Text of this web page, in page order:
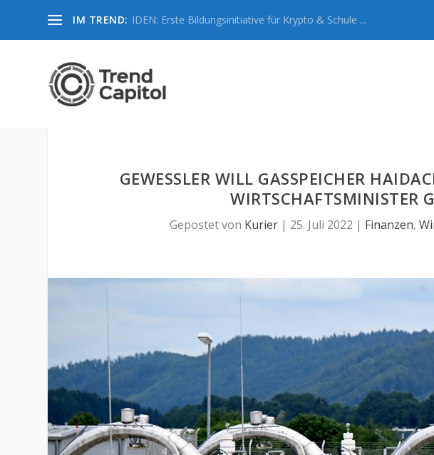
IM TREND: IDEN: Erste Bildungsinitiative für Krypto & Schule ...
GEWESSLER WILL GASSPEICHER
WIRTSCHAFTSMINISTER
Gepostet von Kurier | 25. Juli 2022 | Finanzen,